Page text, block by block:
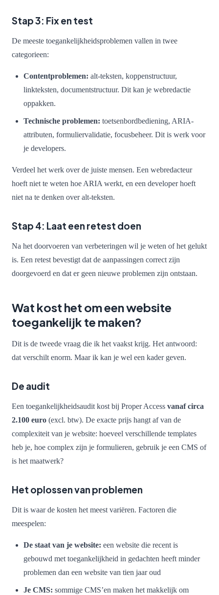
Stap 3: Fix en test
De meeste toegankelijkheidsproblemen vallen in twee
categorieen:
Contentproblemen: alt-teksten, koppenstructuur,
linkteksten, documentstructuur. Dit kan je webredactie
oppakken.
Technische problemen: toetsenbordbediening, ARIA-
attributen, formuliervalidatie, focusbeheer. Dit is werk voor
je developers.
Verdeel het werk over de juiste mensen. Een webredacteur
hoeft niet te weten hoe ARIA werkt, en een developer hoeft
niet na te denken over alt-teksten.
Stap 4: Laat een retest doen
Na het doorvoeren van verbeteringen wil je weten of het gelukt
is. Een retest bevestigt dat de aanpassingen correct zijn
doorgevoerd en dat er geen nieuwe problemen zijn ontstaan.
Wat kost het om een website
toegankelijk te maken?
Dit is de tweede vraag die ik het vaakst krijg. Het antwoord:
dat verschilt enorm. Maar ik kan je wel een kader geven.
De audit
Een toegankelijkheidsaudit kost bij Proper Access vanaf circa
2.100 euro (excl. btw). De exacte prijs hangt af van de
complexiteit van je website: hoeveel verschillende templates
heb je, hoe complex zijn je formulieren, gebruik je een CMS of
is het maatwerk?
Het oplossen van problemen
Dit is waar de kosten het meest variëren. Factoren die
meespelen:
De staat van je website: een website die recent is
gebouwd met toegankelijkheid in gedachten heeft minder
problemen dan een website van tien jaar oud
Je CMS: sommige CMS’en maken het makkelijk om